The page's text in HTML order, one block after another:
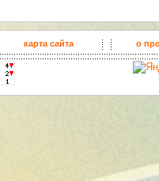
карта сайта о